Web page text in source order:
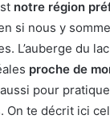
notre région
si nous y
L’auberge du
proche de
pour
On te décrit ici